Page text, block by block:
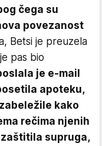
čega su
povezanost
Betsi je preuzela
pas bio
je e-mail
apoteku,
kako
rečima njenih
supruga,